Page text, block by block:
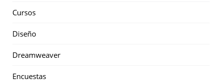
Cursos
Diseño
Dreamweaver
Encuestas